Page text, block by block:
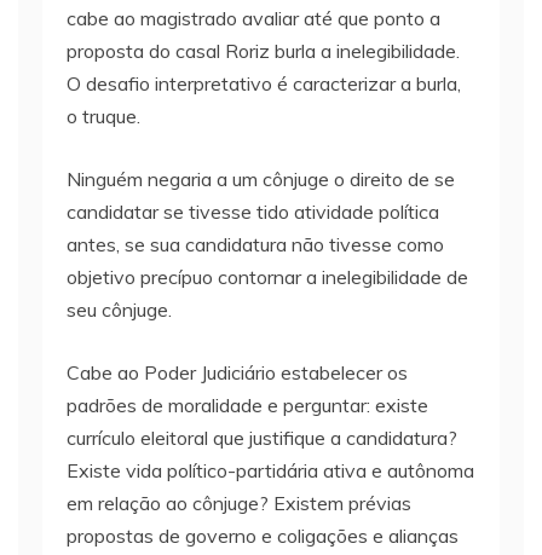
cabe ao magistrado avaliar até que ponto a
proposta do casal Roriz burla a inelegibilidade.
O desafio interpretativo é caracterizar a burla,
o truque.
Ninguém negaria a um cônjuge o direito de se
candidatar se tivesse tido atividade política
antes, se sua candidatura não tivesse como
objetivo precípuo contornar a inelegibilidade de
seu cônjuge.
Cabe ao Poder Judiciário estabelecer os
padrões de moralidade e perguntar: existe
currículo eleitoral que justifique a candidatura?
Existe vida político-partidária ativa e autônoma
em relação ao cônjuge? Existem prévias
propostas de governo e coligações e alianças